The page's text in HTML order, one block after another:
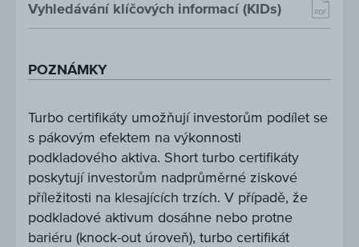
Vyhledávání klíčových informací (KIDs)
POZNÁMKY
Turbo certifikáty umožňují investorům podílet se
s pákovým efektem na výkonnosti
podkladového aktiva. Short turbo certifikáty
poskytují investorům nadprůměrné ziskové
příležitosti na klesajících trzích. V případě, že
podkladové aktivum dosáhne nebo protne
bariéru (knock-out úroveň), turbo certifikát